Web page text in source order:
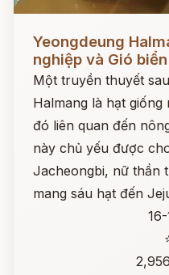
Yeongdeung
nghiệp và Gió biển
Một truyền thuyết
Halmang là hạt
đó liên quan đến
này chủ yếu được
Jacheongbi, nữ thần
mang sáu hạt đến
16-